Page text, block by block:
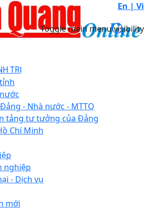
En | Vi
Toggle main menu visibility
TRỊ
- Nhà nước - MTTQ
tảng tư tưởng của Đảng
Chí Minh
nghiệp
- Dịch vụ
mới